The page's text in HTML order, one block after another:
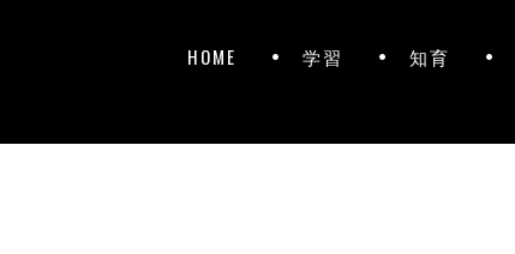
HOME 学習 知育